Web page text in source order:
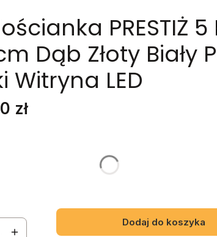
PRESTIŻ 5
Dąb Złoty Biały
Witryna LED
zł
Dodaj do koszyka